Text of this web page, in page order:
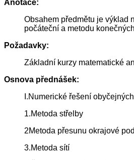
Anotace:
Obsahem předmětu je výklad
počáteční a metodu
Požadavky:
Základní kurzy matematické
Osnova přednášek:
I.Numerické řešení
1.Metoda střelby
2Metoda přesunu okrajové
3.Metoda sítí